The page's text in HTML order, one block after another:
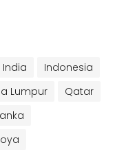
India
Indonesia
Lumpur
Qatar